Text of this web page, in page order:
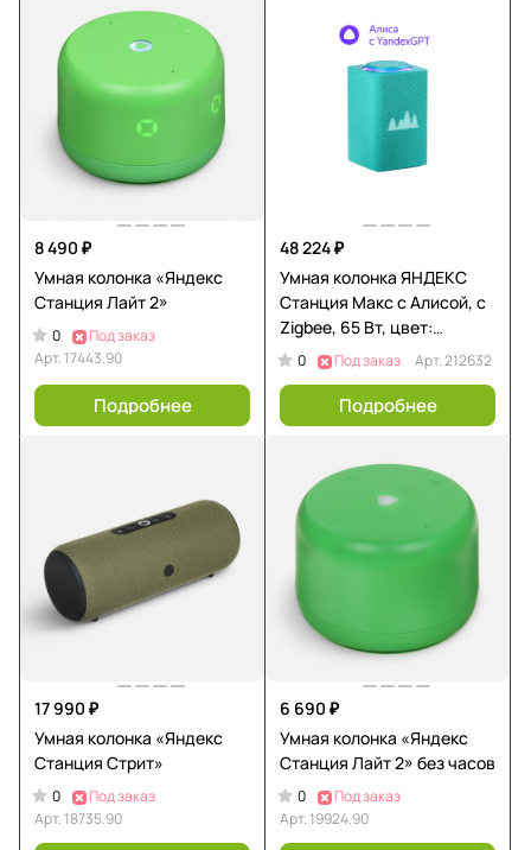
8 490 ₽
Умная колонка «Яндекс
Станция Лайт 2»
0
Под заказ
Арт. 17443.90
Подробнее
48 224 ₽
Умная колонка ЯНДЕКС
Станция Макс с Алисой, с
Zigbee, 65 Вт, цвет:
бирюзовый (YNDX-
00053TRQ)
0 Под заказ Арт.212632
Подробнее
17 990 ₽
Умная колонка «Яндекс
Станция Стрит»
0
Под заказ
Арт. 18735.90
6 690 ₽
Умная колонка «Яндекс
Станция Лайт 2» без часов
0
Под заказ
Арт. 19924.90